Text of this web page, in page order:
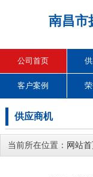
南昌市
公司首页
客户案例
供应商机
当前所在位置： 网站